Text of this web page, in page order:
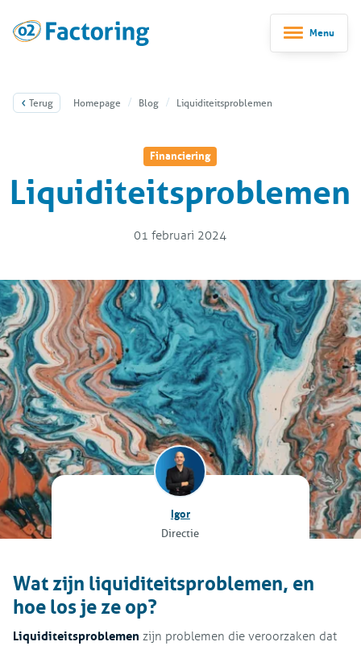
Menu
Terug Homepage Blog Liquiditeitsproblemen
Financiering
Liquiditeitsproblemen
01 februari 2024
Igor
Directie
Wat zijn liquiditeitsproblemen, en
hoe los je ze op?
Liquiditeitsproblemen zijn problemen die veroorzaken dat